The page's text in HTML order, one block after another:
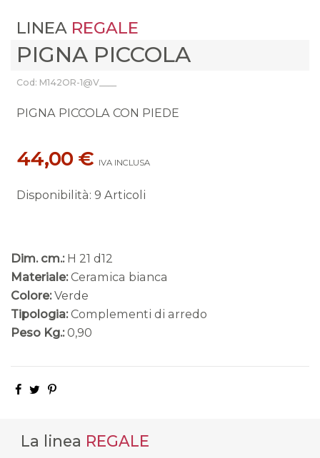
LINEA REGALE
PIGNA PICCOLA
Cod: M142OR-1@V____
PIGNA PICCOLA CON PIEDE
44,00 € IVA INCLUSA
Disponibilità: 9 Articoli
Dim. cm.: H 21 d12
Materiale: Ceramica bianca
Colore: Verde
Tipologia: Complementi di arredo
Peso Kg.: 0,90
La linea REGALE